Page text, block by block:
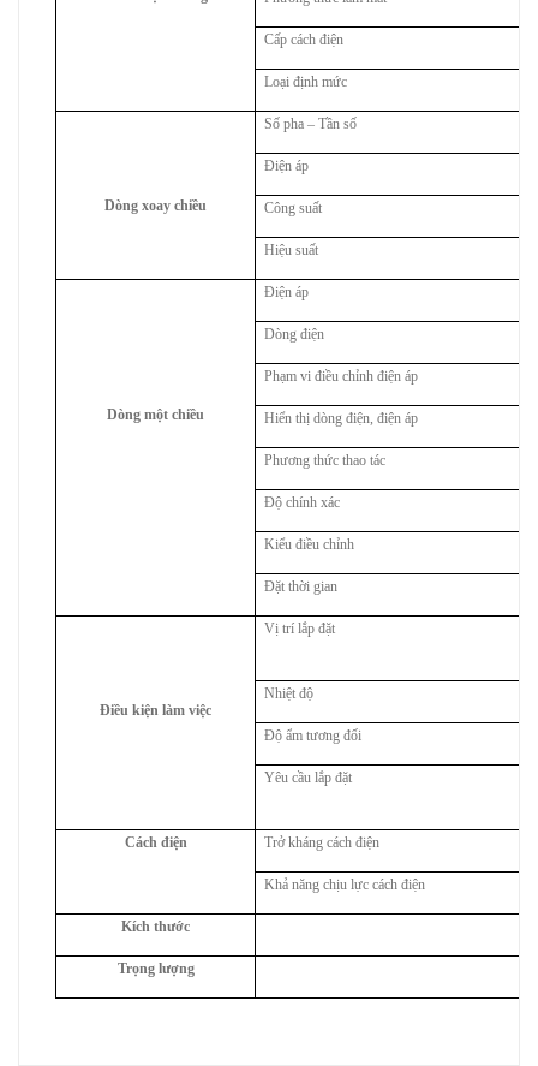
Cấp cách điện
Loại định mức
Dòng xoay chiều
Số pha – Tần số
Điện áp
Công suất
Hiệu suất
Dòng một chiều
Điện áp
Dòng điện
Phạm vi điều chỉnh điện áp
Hiển thị dòng điện, điện áp
Phương thức thao tác
Độ chính xác
Kiểu điều chỉnh
Đặt thời gian
Điều kiện làm việc
Vị trí lắp đặt
Nhiệt độ
Độ ẩm tương đối
Yêu cầu lắp đặt
Cách điện Trở kháng cách điện
Khả năng chịu lực cách điện
Kích thước
Trọng lượng